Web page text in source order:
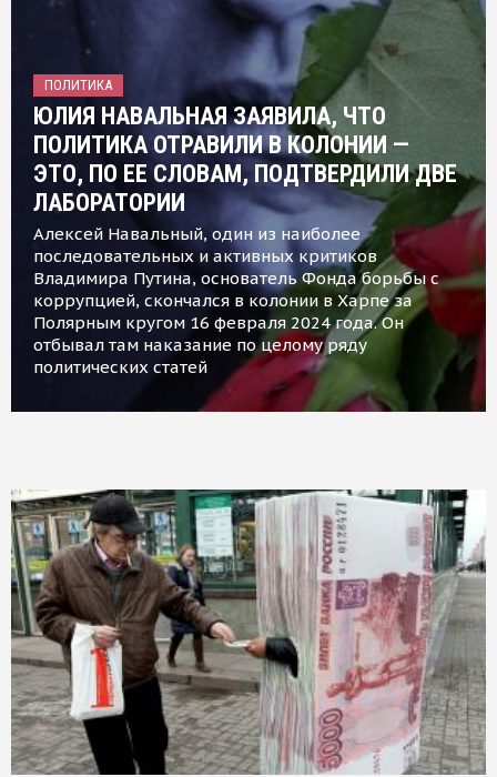
ПОЛИТИКА
ЮЛИЯ НАВАЛЬНАЯ ЗАЯВИЛА, ЧТО
ПОЛИТИКА ОТРАВИЛИ В КОЛОНИИ —
ЭТО, ПО ЕЕ СЛОВАМ, ПОДТВЕРДИЛИ ДВЕ
ЛАБОРАТОРИИ
Алексей Навальный, один из наиболее
последовательных и активных критиков
Владимира Путина, основатель Фонда борьбы с
коррупцией, скончался в колонии в Харпе за
Полярным кругом 16 февраля 2024 года. Он
отбывал там наказание по целому ряду
политических статей